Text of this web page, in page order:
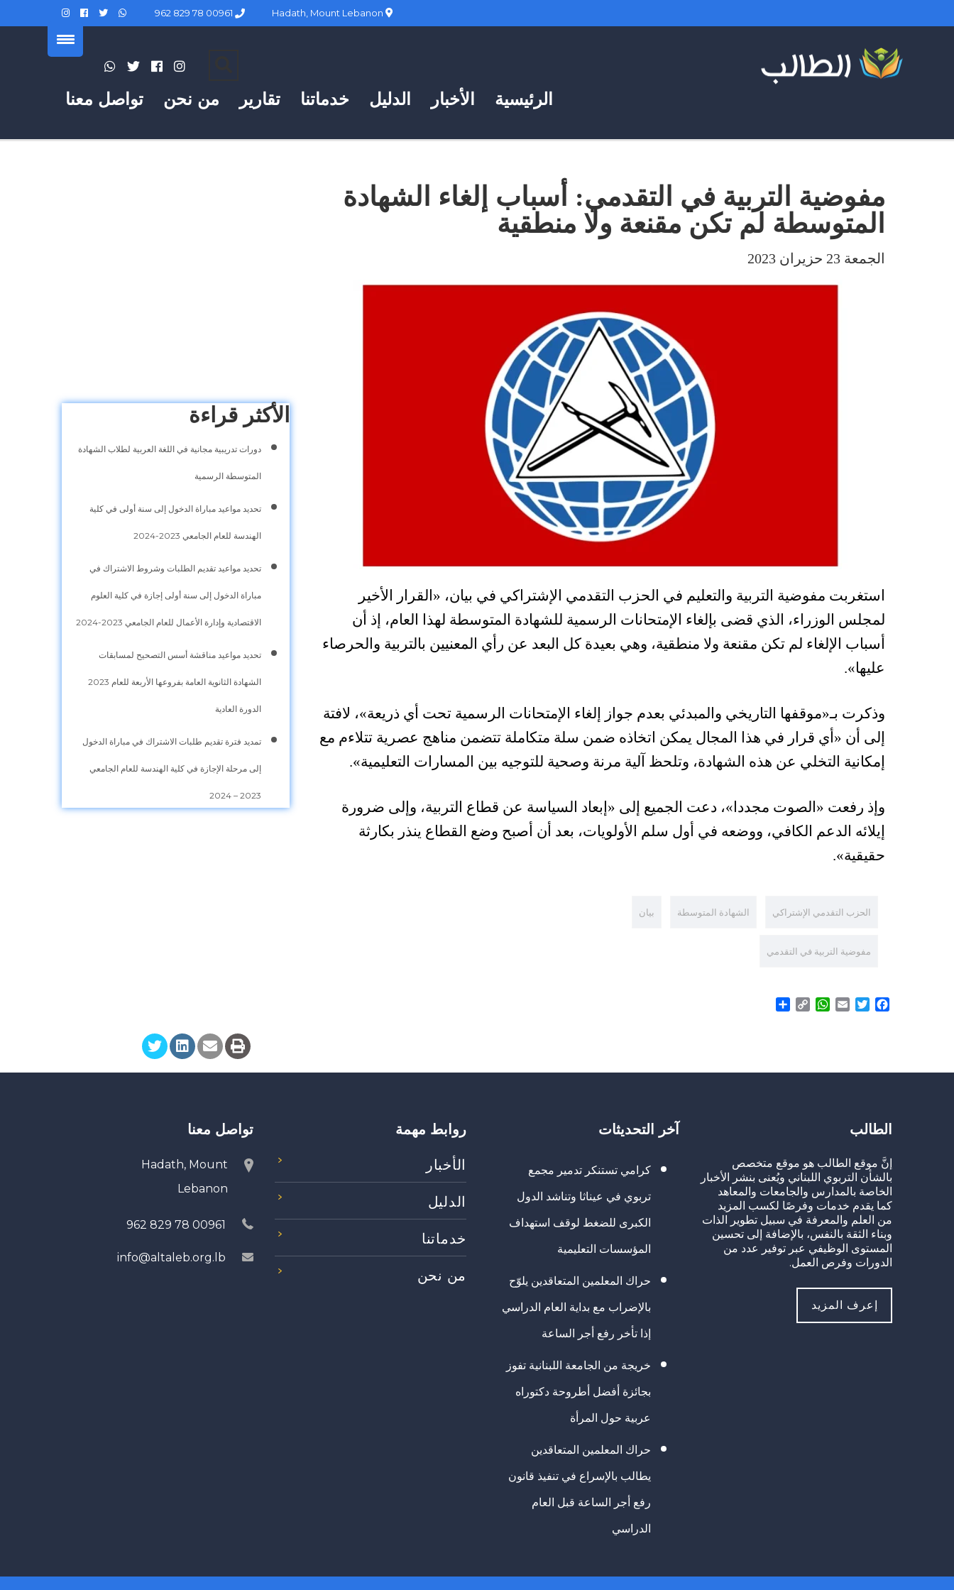
تواصل معنا من نحن تقارير خدماتنا الدليل الأخبار الرئيسية
مفوضية التربية في التقدمي: أسباب إلغاء الشهادة
المتوسطة لم تكن مقنعة ولا منطقية
الجمعة 23 حزيران 2023
استغربت مفوضية التربية والتعليم في الحزب التقدمي الإشتراكي في بيان، «القرار الأخير
لمجلس الوزراء، الذي قضى بإلغاء الإمتحانات الرسمية للشهادة المتوسطة لهذا العام، إذ أن
أسباب الإلغاء لم تكن مقنعة ولا منطقية، وهي بعيدة كل البعد عن رأي المعنيين بالتربية والحرصاء
عليها».
وذكرت بـ«موقفها التاريخي والمبدئي بعدم جواز إلغاء الإمتحانات الرسمية تحت أي ذريعة»، لافتة
إلى أن «أي قرار في هذا المجال يمكن اتخاذه ضمن سلة متكاملة تتضمن مناهج عصرية تتلاءم مع
إمكانية التخلي عن هذه الشهادة، وتلحظ آلية مرنة وصحية للتوجيه بين المسارات التعليمية».
وإذ رفعت «الصوت مجددا»، دعت الجميع إلى «إبعاد السياسة عن قطاع التربية، وإلى ضرورة
إيلائه الدعم الكافي، ووضعه في أول سلم الأولويات، بعد أن أصبح وضع القطاع ينذر بكارثة
حقيقية».
الحزب التقدمي الإشتراكي الشهادة المتوسطة بيان
مفوضية التربية في التقدمي
الأكثر قراءة
دورات تدريبية مجانية في اللغة العربية لطلاب الشهادة
المتوسطة الرسمية
تحديد مواعيد مباراة الدخول إلى سنة أولى في كلية
الهندسة للعام الجامعي 2023-2024
تحديد مواعيد تقديم الطلبات وشروط الاشتراك في
مباراة الدخول إلى سنة أولى إجازة في كلية العلوم
الاقتصادية وإدارة الأعمال للعام الجامعي 2023-2024
تحديد مواعيد مناقشة أسس التصحيح لمسابقات
الشهادة الثانوية العامة بفروعها الأربعة للعام 2023
الدورة العادية
تمديد فترة تقديم طلبات الاشتراك في مباراة الدخول
إلى مرحلة الإجازة في كلية الهندسة للعام الجامعي
2023 – 2024
Facebook
Twitter
Email
WhatsApp
Copy
الطالب
إنَّ موقع الطالب هو موقع متخصص
بالشأن التربوي اللبناني ويُعنى بنشر الأخبار
الخاصة بالمدارس والجامعات والمعاهد
كما يقدم خدمات وفرصًا لكسب المزيد
من العلم والمعرفة في سبيل تطوير الذات
وبناء الثقة بالنفس، بالإضافة إلى تحسين
المستوى الوظيفي عبر توفير عدد من
الدورات وفرص العمل.
إعرف المزيد
آخر التحديثات
كرامي تستنكر تدمير مجمع
تربوي في عيناثا وتناشد الدول
الكبرى للضغط لوقف استهداف
المؤسسات التعليمية
حراك المعلمين المتعاقدين يلوّح
بالإضراب مع بداية العام الدراسي
إذا تأخر رفع أجر الساعة
خريجة من الجامعة اللبنانية تفوز
بجائزة أفضل أطروحة دكتوراه
عربية حول المرأة
حراك المعلمين المتعاقدين
يطالب بالإسراع في تنفيذ قانون
رفع أجر الساعة قبل العام
الدراسي
روابط مهمة
الأخبار
الدليل
خدماتنا
من نحن
تواصل معنا
Hadath, Mount
Lebanon
00961 78 829 962
info@altaleb.org.lb